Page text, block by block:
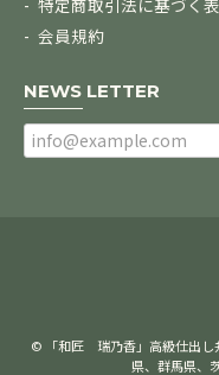
会員規約
NEWS LETTER
© 「和匠 瑞乃香」高級仕出し
県、群馬県、